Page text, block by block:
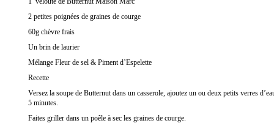
2 petites poignées de graines de courge
60g chèvre frais
Un brin de laurier
Mélange Fleur de sel & Piment d’Espelette
Recette
Versez la soupe de Butternut dans un casserole, ajoutez un ou deux petits verres
5 minutes.
Faites griller dans un poêle à sec les graines de courge.